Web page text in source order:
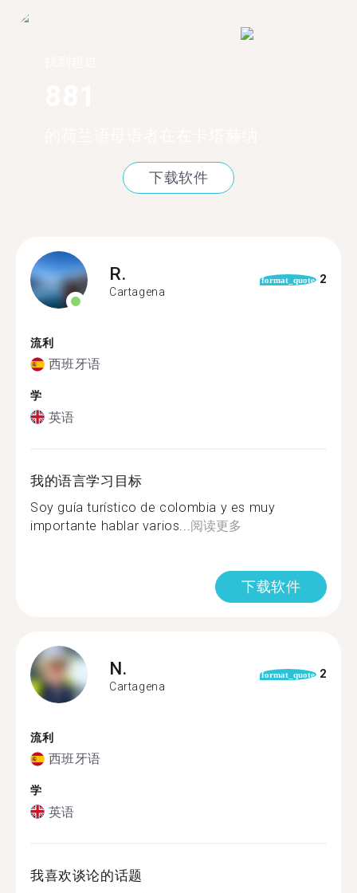
下载软件
R.
Cartagena
format_quote 2
流利
西班牙语
学
英语
我的语言学习目标
Soy guía turístico de colombia y es muy
importante hablar varios... 阅读更多
下载软件
N.
Cartagena
format_quote 2
流利
西班牙语
学
英语
我喜欢谈论的话题